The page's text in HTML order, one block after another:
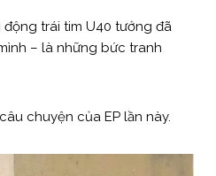
động trái tim U40 tưởng đã
– là những bức tranh
chuyện của EP lần này.